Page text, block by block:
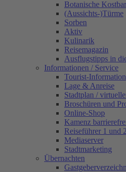
Botanische
(Aussichts-)Türme
Sorben
Aktiv
Kulinarik
Reisemagazin
Ausflugstipps in
Informationen / Service
Tourist-Information
Lage & Anreise
Stadtplan /
Broschüren und
Online-Shop
Kamenz
Reiseführer 1 und
Mediaserver
Stadtmarketing
Übernachten